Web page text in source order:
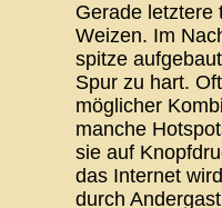
Gerade letztere
Weizen. Im
spitze
Spur zu hart.
möglicher
manche
sie auf
das Internet
durch